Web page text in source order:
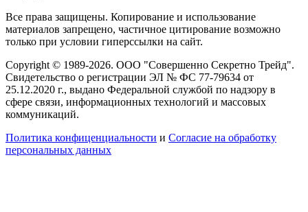
Все права защищены. Копирование и использование
материалов запрещено, частичное цитирование возможно
только при условии гиперссылки на сайт.
Copyright © 1989-2026. ООО "Совершенно Секретно Трейд".
Свидетельство о регистрации ЭЛ № ФС 77-79634 от
25.12.2020 г., выдано Федеральной службой по надзору в
сфере связи, информационных технологий и массовых
коммуникаций.
Политика конфиценциальности и Согласие на обработку
персональных данных